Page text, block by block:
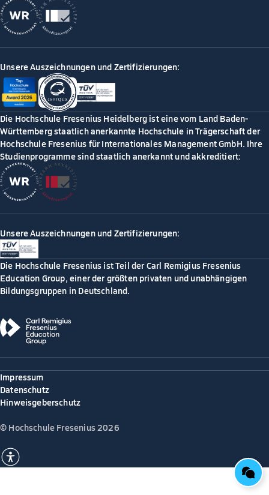
Unsere Auszeichnungen und Zertifizierungen:
Die Hochschule Fresenius Heidelberg ist eine vom Land Baden-
Württemberg staatlich anerkannte Hochschule in Trägerschaft der
Hochschule Fresenius für Internationales Management GmbH. Ihre
Studienprogramme sind staatlich anerkannt und akkreditiert:
Unsere Auszeichnungen und Zertifizierungen:
Die Hochschule Fresenius ist Teil der Carl Remigius Fresenius
Education Group, einer der größten privaten und unabhängigen
Bildungsgruppen in Deutschland.
Impressum
Datenschutz
Hinweisgeberschutz
© Hochschule Fresenius 2026